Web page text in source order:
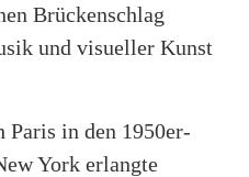
Brückenschlag
und visueller Kunst
Paris in den 1950er-
York erlangte